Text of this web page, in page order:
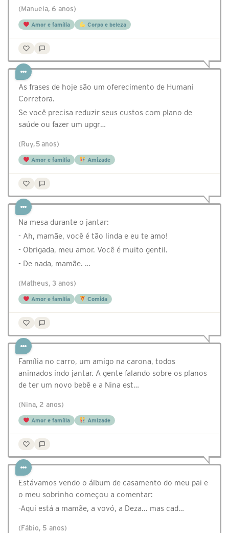
(Manuela, 6 anos)
Amor e família Corpo e beleza
As frases de hoje são um oferecimento de Humani
Corretora.
Se você precisa reduzir seus custos com plano de
saúde ou fazer um upgr…
(Ruy, 5 anos)
Amor e família Amizade
Na mesa durante o jantar:
- Ah, mamãe, você é tão linda e eu te amo!
- Obrigada, meu amor. Você é muito gentil.
- De nada, mamãe. …
(Matheus, 3 anos)
Amor e família Comida
Família no carro, um amigo na carona, todos
animados indo jantar. A gente falando sobre os planos
de ter um novo bebê e a Nina est…
(Nina, 2 anos)
Amor e família Amizade
Estávamos vendo o álbum de casamento do meu pai e
o meu sobrinho começou a comentar:
-Aqui está a mamãe, a vovó, a Deza... mas cad…
(Fábio, 5 anos)